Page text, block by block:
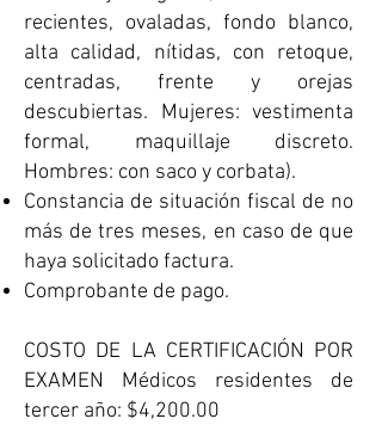
recientes, ovaladas, fondo blanco,
alta calidad, nítidas, con retoque,
centradas, frente y orejas
descubiertas. Mujeres: vestimenta
formal, maquillaje discreto.
Hombres: con saco y corbata).
Constancia de situación fiscal de no
más de tres meses, en caso de que
haya solicitado factura. ​
Comprobante de pago.
​COSTO DE LA CERTIFICACIÓN POR
EXAMEN Médicos residentes de
tercer año: $4,200.00